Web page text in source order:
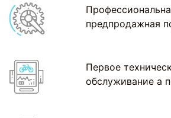
предпродажная
Первое
обслуживание а